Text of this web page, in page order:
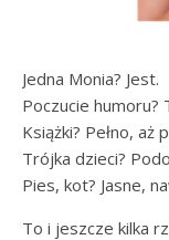
Jedna Monia? Jest.
Poczucie humoru?
Książki? Pełno, aż
Trójka dzieci?
Pies, kot? Jasne,
To i jeszcze kilka